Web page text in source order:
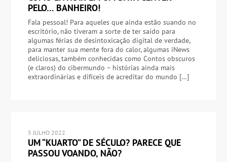
PELO… BANHEIRO!
Fala pessoal! Para aqueles que ainda estão suando no
escritório, não tiveram a sorte de ter saído para
algumas férias de desintoxicação digital de verdade,
para manter sua mente fora do calor, algumas iNews
deliciosas, também conhecidas como Contos obscuros
(e claros) do cibermundo – histórias ainda mais
extraordinárias e difíceis de acreditar do mundo […]
5 JULHO 2022
UM “KUARTO” DE SÉCULO? PARECE QUE
PASSOU VOANDO, NÃO?